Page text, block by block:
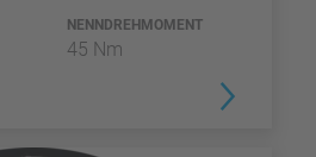
NENNDREHMOMENT
45 Nm